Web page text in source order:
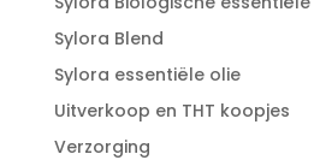
Sylora Blend
Sylora essentiële olie
Uitverkoop en THT koopjes
Verzorging